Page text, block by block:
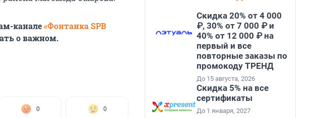
канале«Фонтанка SPB
о важном.
0 0
Скидка 20% от 4 000
₽, 30% от 7 000 ₽ и
40% от 12 000 ₽ на
первый и все
повторные заказы по
промокоду ТРЕНД
До 15 августа, 2026
Скидка 5% на все
сертификаты
До 1 января, 2027